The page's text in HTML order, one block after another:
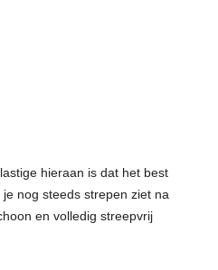
hieraan is dat het best
nog steeds strepen ziet na
en volledig streepvrij